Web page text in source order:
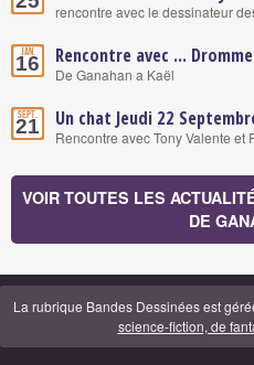
rencontre avec le dessinateur
Jan.
16 Rencontre avec ...
De Ganahan a Kaël
Sept.
21 Un chat Jeudi 22
Rencontre avec Tony Valente
VOIR TOUTES LES
DE
La rubrique Bandes Dessinées est
science-fiction, de